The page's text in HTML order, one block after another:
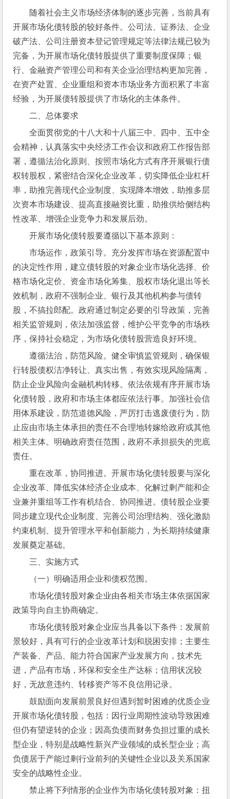
随着社会主义市场经济体制的逐步完善，当前具有
开展市场化债转股的较好条件。公司法、证券法、企业
破产法、公司注册资本登记管理规定等法律法规已较为
完备，为开展市场化债转股提供了重要制度保障；银
行、金融资产管理公司和有关企业治理结构更加完善，
在资产处置、企业重组和资本市场业务方面积累了丰富
经验，为开展债转股提供了市场化的主体条件。
二、总体要求
全面贯彻党的十八大和十八届三中、四中、五中全
会精神，认真落实中央经济工作会议和政府工作报告部
署，遵循法治化原则、按照市场化方式有序开展银行债
权转股权，紧密结合深化企业改革，切实降低企业杠杆
率，助推完善现代企业制度、实现降本增效，助推多层
次资本市场建设、提高直接融资比重，助推供给侧结构
性改革、增强企业竞争力和发展后劲。
开展市场化债转股要遵循以下基本原则：
市场运作，政策引导。充分发挥市场在资源配置中
的决定性作用，建立债转股的对象企业市场化选择、价
格市场化定价、资金市场化筹集、股权市场化退出等长
效机制，政府不强制企业、银行及其他机构参与债转
股，不搞拉郎配。政府通过制定必要的引导政策，完善
相关监管规则，依法加强监督，维护公平竞争的市场秩
序，保持社会稳定，为市场化债转股营造良好环境。
遵循法治，防范风险。健全审慎监管规则，确保银
行转股债权洁净转让、真实出售，有效实现风险隔离，
防止企业风险向金融机构转移。依法依规有序开展市场
化债转股，政府和市场主体都应依法行事。加强社会信
用体系建设，防范道德风险，严厉打击逃废债行为，防
止应由市场主体承担的责任不合理地转嫁给政府或其他
相关主体。明确政府责任范围，政府不承担损失的兜底
责任。
重在改革，协同推进。开展市场化债转股要与深化
企业改革、降低实体经济企业成本、化解过剩产能和企
业兼并重组等工作有机结合、协同推进。债转股企业要
同步建立现代企业制度、完善公司治理结构、强化激励
约束机制、提升管理水平和创新能力，为长期持续健康
发展奠定基础。
三、实施方式
（一）明确适用企业和债权范围。
市场化债转股对象企业由各相关市场主体依据国家
政策导向自主协商确定。
市场化债转股对象企业应当具备以下条件：发展前
景较好，具有可行的企业改革计划和脱困安排；主要生
产装备、产品、能力符合国家产业发展方向，技术先
进，产品有市场，环保和安全生产达标；信用状况较
好，无故意违约、转移资产等不良信用记录。
鼓励面向发展前景良好但遇到暂时困难的优质企业
开展市场化债转股，包括：因行业周期性波动导致困难
但仍有望逆转的企业；因高负债而财务负担过重的成长
型企业，特别是战略性新兴产业领域的成长型企业；高
负债居于产能过剩行业前列的关键性企业以及关系国家
安全的战略性企业。
禁止将下列情形的企业作为市场化债转股对象：扭